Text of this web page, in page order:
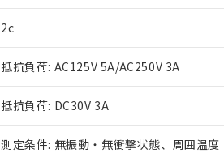
2c
抵抗負荷: AC125V 5A/AC250V 3A
抵抗負荷: DC30V 3A
測定条件: 無振動・無衝撃状態、周囲
ご利用条件
以下の条件をお読みいただき、同意
※1 対応状況
対応済み：EU RoHS指令（10物質
対応予定：EU RoHS指令（10物質）
対応予定なし：EU RoHS指令（10物
非該当品：ライセンス料など無形物で
仕入先様の事情により、非含有部品
があります。
※1 中国RoHS○×表